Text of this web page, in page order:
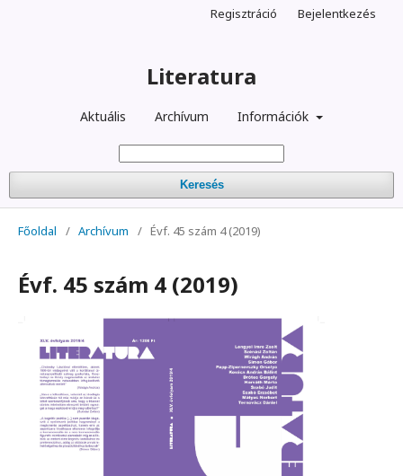
Literatura
Aktuális Archívum Információk
Keresés
Regisztráció Bejelentkezés
Főoldal / Archívum / Évf. 45 szám 4 (2019)
Évf. 45 szám 4 (2019)